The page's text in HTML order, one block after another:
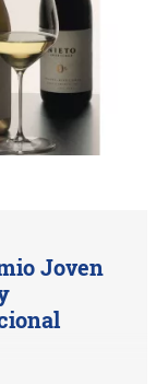
Joven